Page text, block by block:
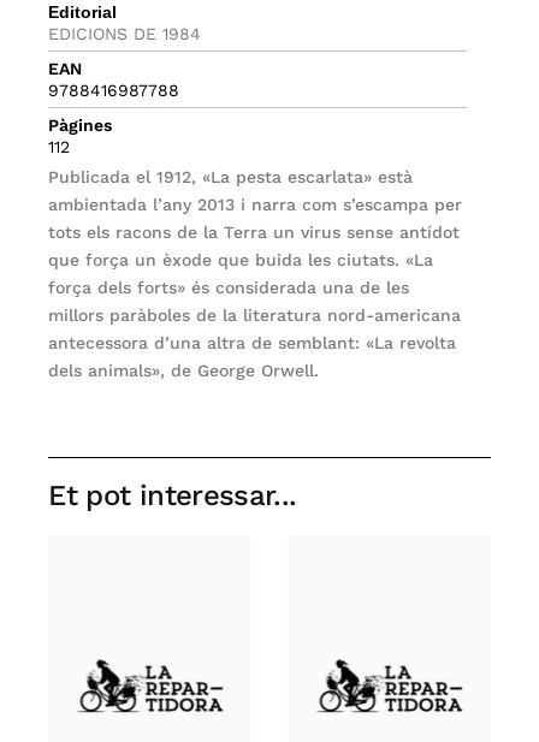
Editorial
EDICIONS DE 1984
EAN
9788416987788
Pàgines
112
Publicada el 1912, «La pesta escarlata» està
ambientada l’any 2013 i narra com s’escampa per
tots els racons de la Terra un virus sense antídot
que força un èxode que buida les ciutats. «La
força dels forts» és considerada una de les
millors paràboles de la literatura nord-americana
antecessora d’una altra de semblant: «La revolta
dels animals», de George Orwell.
Et pot interessar...